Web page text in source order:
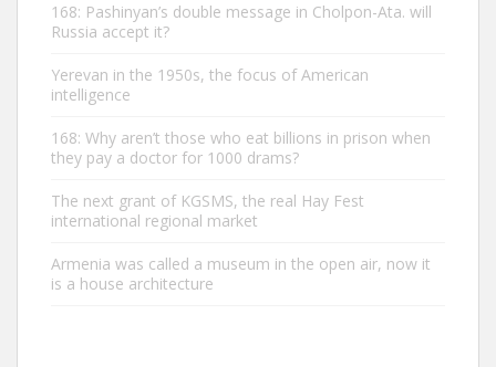
168: Pashinyan’s double message in Cholpon-Ata. will
Russia accept it?
Yerevan in the 1950s, the focus of American
intelligence
168: Why aren’t those who eat billions in prison when
they pay a doctor for 1000 drams?
The next grant of KGSMS, the real Hay Fest
international regional market
Armenia was called a museum in the open air, now it
is a house architecture